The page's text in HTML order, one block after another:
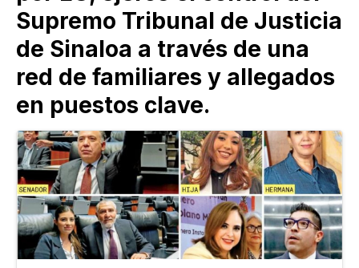
Supremo Tribunal de Justicia
de Sinaloa a través de una
red de familiares y allegados
en puestos clave.